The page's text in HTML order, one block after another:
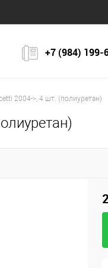
+7 (984)
2004->, 4 шт. (полиуретан)